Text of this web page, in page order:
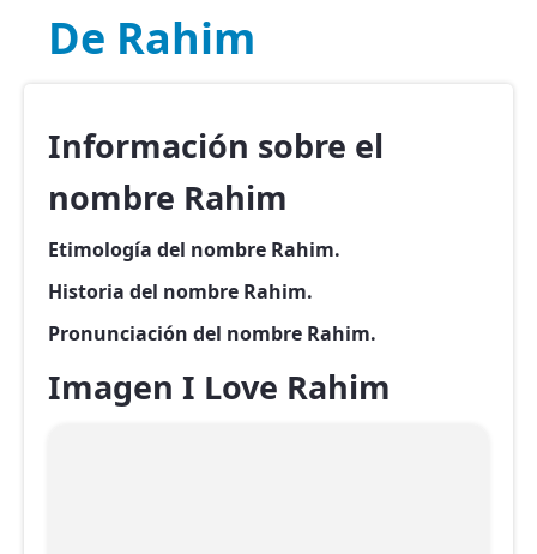
De Rahim
Información sobre el
nombre Rahim
Etimología del nombre Rahim.
Historia del nombre Rahim.
Pronunciación del nombre Rahim.
Imagen I Love Rahim